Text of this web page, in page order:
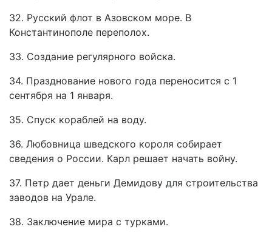
32. Русский флот в Азовском море. В
Константинополе переполох.
33. Создание регулярного войска.
34. Празднование нового года переносится с 1
сентября на 1 января.
35. Спуск кораблей на воду.
36. Любовница шведского короля собирает
сведения о России. Карл решает начать войну.
37. Петр дает деньги Демидову для строительства
заводов на Урале.
38. Заключение мира с турками.